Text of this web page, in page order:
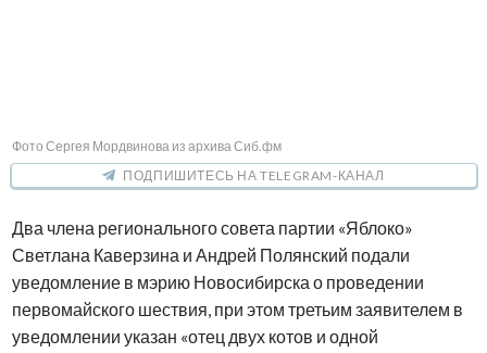
Фото Сергея Мордвинова из архива Сиб.фм
ПОДПИШИТЕСЬ НА TELEGRAM-КАНАЛ
Два члена регионального совета партии «Яблоко»
Светлана Каверзина и Андрей Полянский подали
уведомление в мэрию Новосибирска о проведении
первомайского шествия, при этом третьим заявителем в
уведомлении указан «отец двух котов и одной